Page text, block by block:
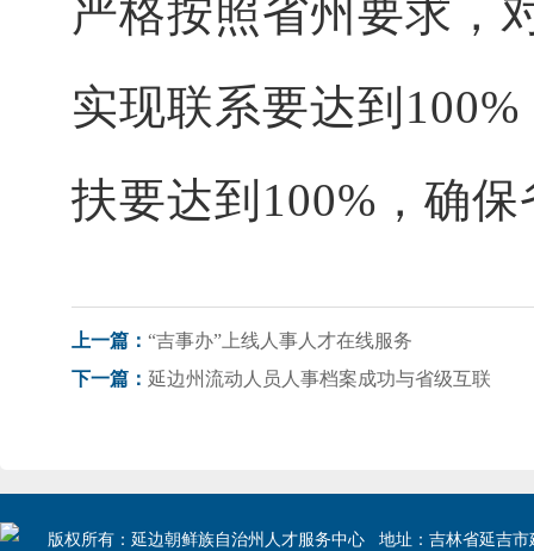
严格按照省州要求，
实现联系要达到
扶要达到100%，确
上一篇： “吉事办”上线人事人才在线服务
下一篇： 延边州流动人员人事档案成功与省级互联
版权所有：延边朝鲜族自治州人才服务中心 地址：吉林省延吉市